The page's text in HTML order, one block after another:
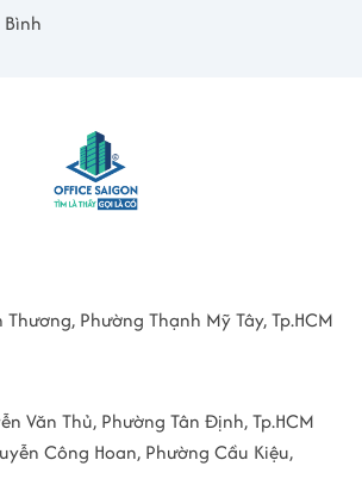
Phường Thạnh Mỹ Tây, Tp.HCM
Văn Thủ, Phường Tân Định, Tp.HCM
Công Hoan, Phường Cầu Kiệu,